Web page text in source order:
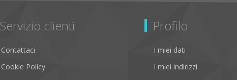
Servizio clienti
Contattaci
Cookie Policy
Profilo
I miei dati
I miei indirizzi